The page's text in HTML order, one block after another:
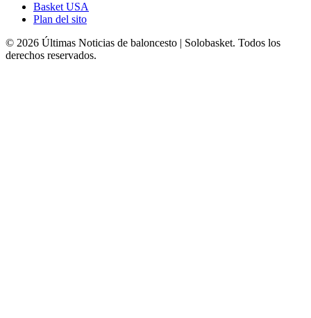
Basket USA
Plan del sito
© 2026 Últimas Noticias de baloncesto | Solobasket. Todos los
derechos reservados.